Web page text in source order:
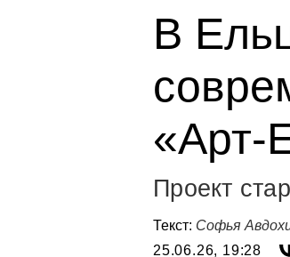
В
«Арт-
Проект
Текст: Софья
25.06.26, 19:28